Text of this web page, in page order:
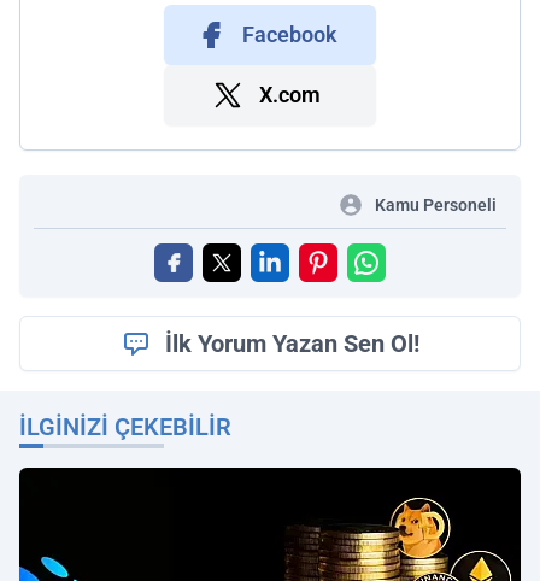
Facebook
X.com
Kamu Personeli
İlk Yorum Yazan Sen Ol!
İLGINIZI ÇEKEBILIR